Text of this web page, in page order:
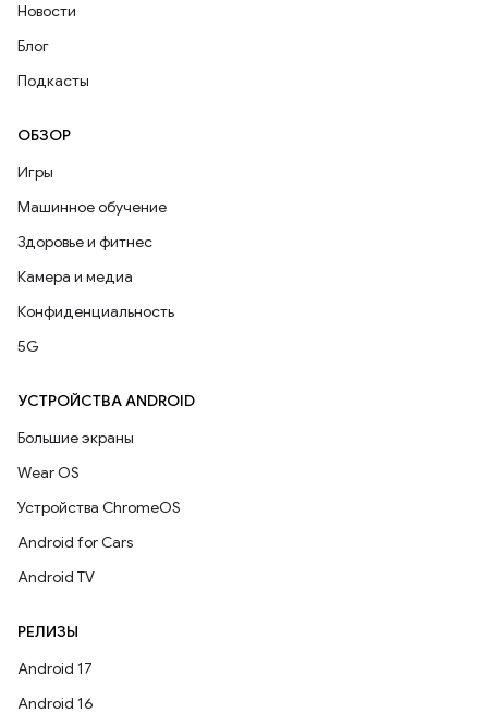
Новости
Блог
Подкасты
ОБЗОР
Игры
Машинное обучение
Здоровье и фитнес
Камера и медиа
Конфиденциальность
5G
УСТРОЙСТВА ANDROID
Большие экраны
Wear OS
Устройства ChromeOS
Android for Cars
Android TV
РЕЛИЗЫ
Android 17
Android 16